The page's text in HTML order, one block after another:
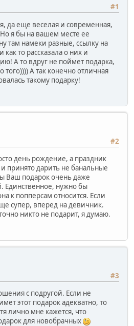
#1
да еще веселая и современная,
Но я бы на вашем месте ее
там намеки разные, ссылку на
то рассказала о них и
А то вдруг не поймет подарка,
того)))) А так конечно отличная
такому подарку!
#2
день рождение, а праздник
принято дарить не банальные
Ваш подарок очень даже
нужно бы
к попперсам относится. Если
супер, вперед на девичник.
никто не подарит, я думаю.
#3
с подругой. Если не
этот подарок адекватно, то
лично мне кажется, что
для новобрачных